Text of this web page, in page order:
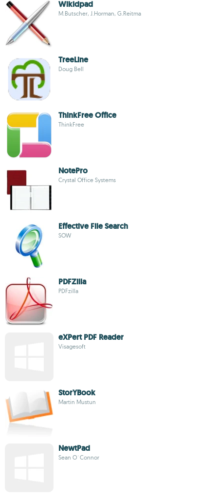
Wikidpad
M.Butscher, J.Horman, G.Reitma
TreeLine
Doug Bell
ThinkFree Office
ThinkFree
NotePro
Crystal Office Systems
Effective File Search
SOW
PDFZilla
PDFzilla
eXPert PDF Reader
Visagesoft
StorYBook
Martin Mustun
NewtPad
Sean O´Connor